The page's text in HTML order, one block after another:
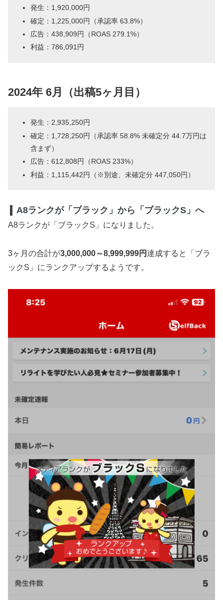
発生：1,920,000円
確定：1,225,000円（承認率 63.8%）
広告：438,909円（ROAS 279.1%）
利益：786,091円
2024年 6月（出稿5ヶ月目）
発生：2,935,250円
確定：1,728,250円（承認率 58.8% 未確定分 44.7万円は
含まず）
広告：612,808円（ROAS 233%）
利益：1,115,442円（※別途、未確定分 447,050円）
A8ランクが「ブラック」から「ブラックS」へ
A8ランクが「ブラックS」になりました。
3ヶ月の合計が3,000,000～8,999,999円達成すると「ブラ
ックS」にランクアップするようです。